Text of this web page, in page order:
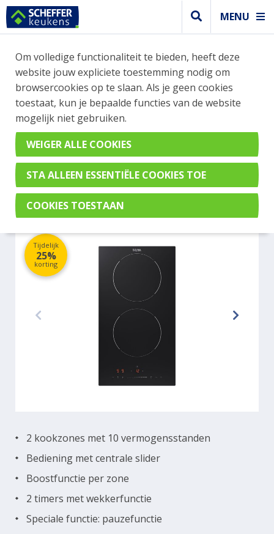
MENU
WEBSHOP BESTELLINGEN
Je kan tijdelijk geen bestelling plaatsen. Wil je je
vast oriënteren? Vergelijk eenvoudig apparaten
en merken met elkaar. Klik hier voor meer
informatie.
Kookplaat
ETNA KI129ZT
Tijdelijk
25%
korting
2 kookzones met 10 vermogensstanden
Bediening met centrale slider
Boostfunctie per zone
2 timers met wekkerfunctie
Speciale functie: pauzefunctie
Om volledige functionaliteit te bieden, heeft deze
website jouw expliciete toestemming nodig om
browsercookies op te slaan. Als je geen cookies
toestaat, kun je bepaalde functies van de website
mogelijk niet gebruiken.